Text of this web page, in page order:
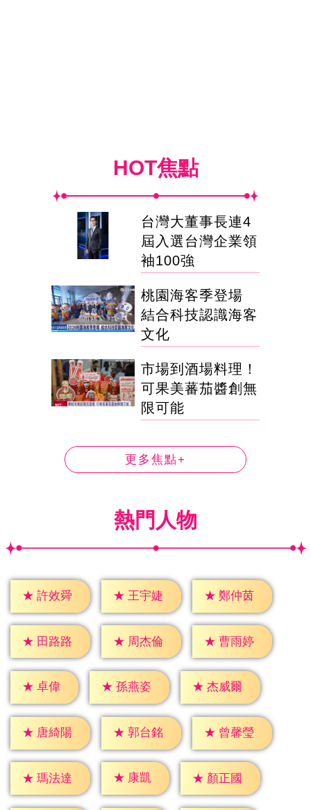
HOT焦點
台灣大董事長連4
屆入選台灣企業領
袖100強
桃園海客季登場
結合科技認識海客
文化
市場到酒場料理！
可果美蕃茄醬創無
限可能
更多焦點+
熱門人物
★ 許效舜 ★ 王宇婕 ★ 鄭仲茵
★ 田路路 ★ 周杰倫 ★ 曹雨婷
★ 卓偉 ★ 孫燕姿 ★ 杰威爾
★ 唐綺陽 ★ 郭台銘 ★ 曾馨瑩
★ 瑪法達 ★ 康凱 ★ 顏正國